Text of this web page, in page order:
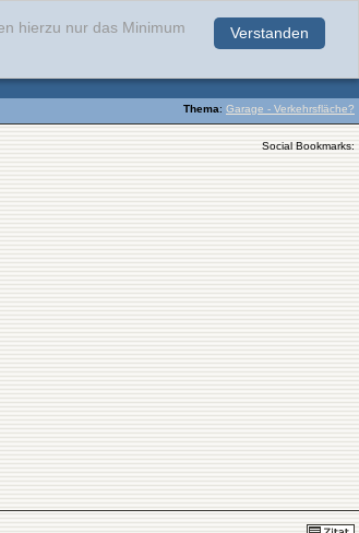
Verstanden
hierzu nur das Minimum
Thema: Garage - Verkehrsfläche?
Social Bookmarks: